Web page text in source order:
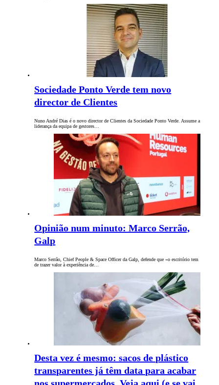
Sociedade Ponto Verde tem novo
director de Clientes
Nuno André Dias é o novo director de Clientes da Sociedade Ponto Verde. Assume a
liderança da equipa de gestores…
Opinião num minuto: Marco Serrão,
Galp
Marco Serrão, Chief People & Space Officer da Galp, defende que «o escritório tem
de trazer valor à experiência de…
Desta vez é mesmo: sacos de plástico
transparentes já têm data para acabar